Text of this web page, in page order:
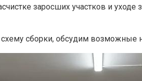
заросших участков и
сборки, обсудим возможные